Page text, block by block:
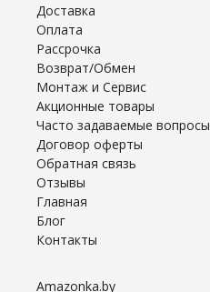
Доставка
Оплата
Рассрочка
Возврат/Обмен
Монтаж и Сервис
Акционные товары
Часто задаваемые вопросы
Договор оферты
Обратная связь
Отзывы
Главная
Блог
Контакты
Amazonka.by